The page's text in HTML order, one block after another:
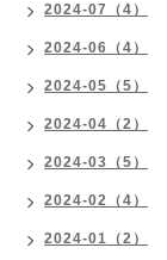
2024-07（4）
2024-06（4）
2024-05（5）
2024-04（2）
2024-03（5）
2024-02（4）
2024-01（2）